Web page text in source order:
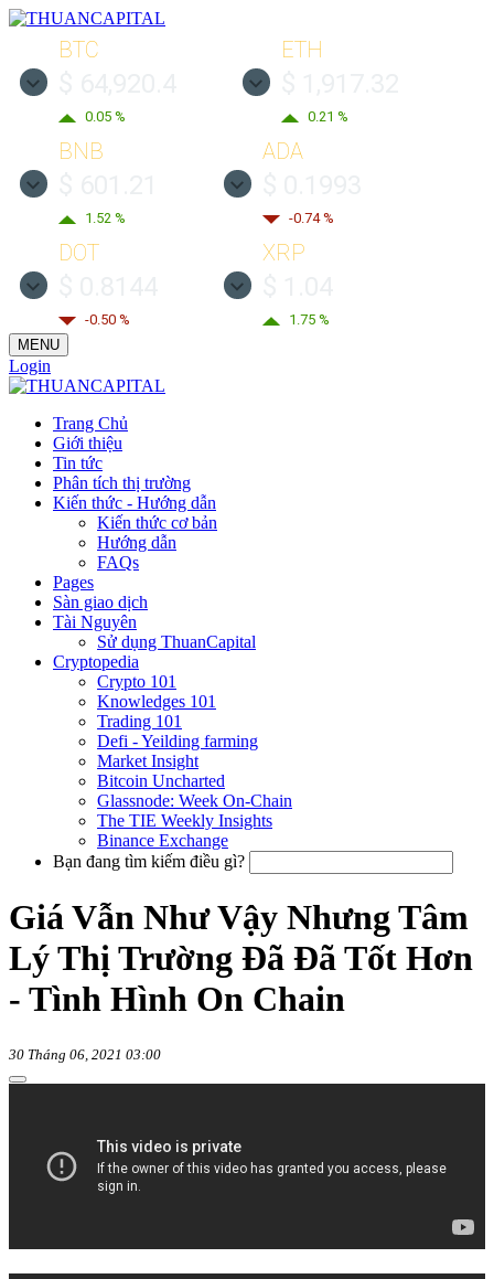
BTC
0.05 %
ETH
0.21 %
BNB
1.52 %
ADA
-0.74 %
DOT
-0.50 %
XRP
1.75 %
MENU
Login
Trang Chủ
Giới thiệu
Tin tức
Phân tích thị trường
Kiến thức - Hướng dẫn
Kiến thức cơ bản
Hướng dẫn
FAQs
Pages
Sàn giao dịch
Tài Nguyên
Sử dụng ThuanCapital
Cryptopedia
Crypto 101
Knowledges 101
Trading 101
Defi - Yeilding farming
Market Insight
Bitcoin Uncharted
Glassnode: Week On-Chain
The TIE Weekly Insights
Binance Exchange
Bạn đang tìm kiếm điều gì?
Giá Vẫn Như Vậy Nhưng Tâm
Lý Thị Trường Đã Đã Tốt Hơn
- Tình Hình On Chain
30 Tháng 06, 2021 03:00